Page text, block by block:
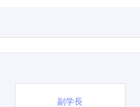
副学長